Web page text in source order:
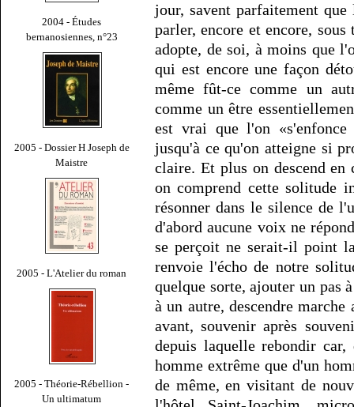
2004 - Études
bernanosiennes, n°23
2005 - Dossier H Joseph de
Maistre
2005 - L'Atelier du roman
2005 - Théorie-Rébellion -
Un ultimatum
jour, savent parfaitement
parler, encore et encore,
adopte, de soi, à moins que
qui est encore une façon
même fût-ce comme un
comme un être
est vrai que l'on
jusqu'à ce qu'on atteigne si
claire. Et plus on descend en
on comprend cette solitude
résonner dans le silence de
d'abord aucune voix ne
se perçoit ne serait-il point
renvoie l'écho de notre
quelque sorte, ajouter un pas
à un autre, descendre
avant, souvenir après
depuis laquelle rebondir
homme extrême que d'un
de même, en visitant de